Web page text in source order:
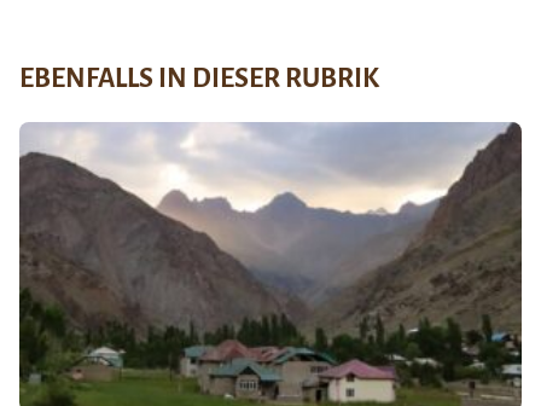
EBENFALLS IN DIESER RUBRIK